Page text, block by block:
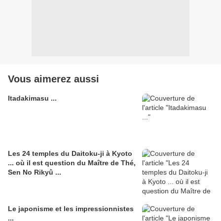
Vous aimerez aussi
Itadakimasu ...
Les 24 temples du Daitoku-ji à Kyoto
... où il est question du Maître de Thé,
Sen No Rikyû ...
Le japonisme et les impressionnistes
...